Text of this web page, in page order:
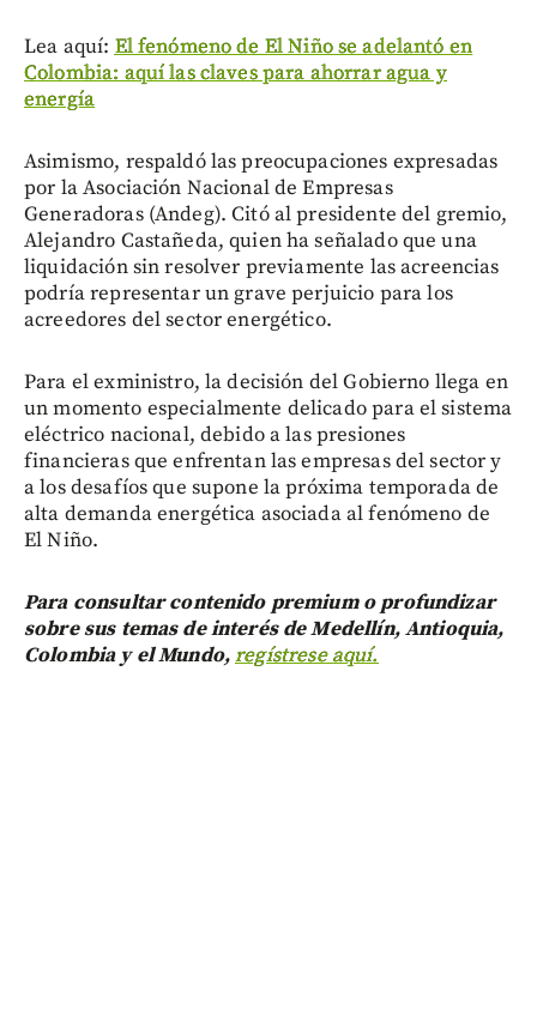
Lea aquí: El fenómeno de El Niño se adelantó en
Colombia: aquí las claves para ahorrar agua y
energía
Asimismo, respaldó las preocupaciones expresadas
por la Asociación Nacional de Empresas
Generadoras (Andeg). Citó al presidente del gremio,
Alejandro Castañeda, quien ha señalado que una
liquidación sin resolver previamente las acreencias
podría representar un grave perjuicio para los
acreedores del sector energético.
Para el exministro, la decisión del Gobierno llega en
un momento especialmente delicado para el sistema
eléctrico nacional, debido a las presiones
financieras que enfrentan las empresas del sector y
a los desafíos que supone la próxima temporada de
alta demanda energética asociada al fenómeno de
El Niño.
Para consultar contenido premium o profundizar
sobre sus temas de interés de Medellín, Antioquia,
Colombia y el Mundo,regístrese aquí.